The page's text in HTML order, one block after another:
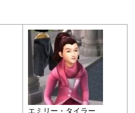
エミリー・タイラー